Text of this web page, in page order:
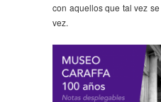
con aquellos que tal vez
vez.